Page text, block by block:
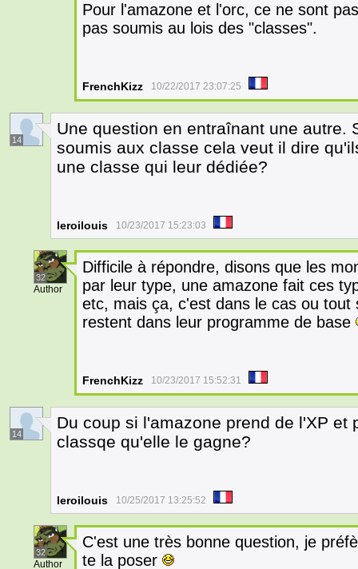
Pour l'amazone et l'orc, ce ne sont
pas soumis au lois des "classes".
FrenchKizz 10/22/2017 23:07:25
14
Une question en entraînant une autre.
soumis aux classe cela veut il dire
une classe qui leur dédiée?
leroilouis 10/23/2017 15:23:03
32
Author
Difficile à répondre, disons que les
par leur type, une amazone fait ces
etc, mais ça, c'est dans le cas ou
restent dans leur programme de base
FrenchKizz 10/23/2017 15:52:31
14
Du coup si l'amazone prend de l'XP
classqe qu'elle le gagne?
leroilouis 10/25/2017 13:25:52
32
Author
C'est une très bonne question, je
te la poser